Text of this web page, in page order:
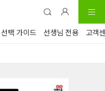
선택 가이드 선생님 전용 고객